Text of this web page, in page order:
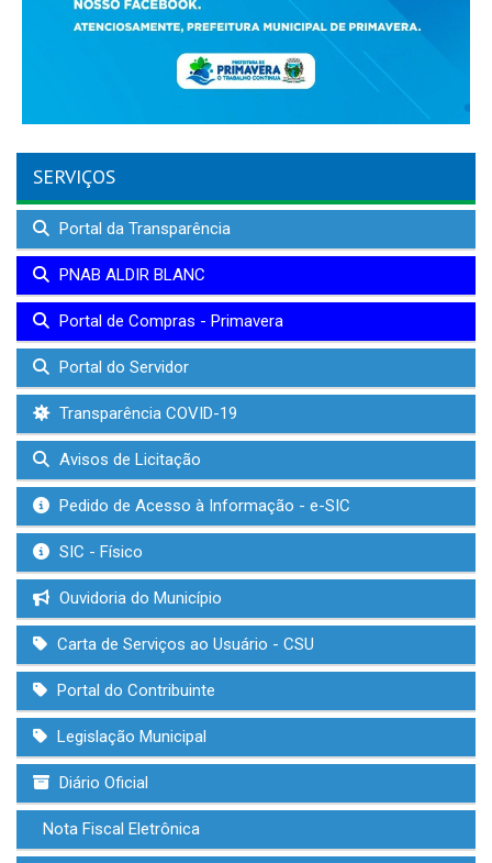
SERVIÇOS
Portal da Transparência
PNAB ALDIR BLANC
Portal de Compras - Primavera
Portal do Servidor
Transparência COVID-19
Avisos de Licitação
Pedido de Acesso à Informação - e-SIC
SIC - Físico
Ouvidoria do Município
Carta de Serviços ao Usuário - CSU
Portal do Contribuinte
Legislação Municipal
Diário Oficial
Nota Fiscal Eletrônica